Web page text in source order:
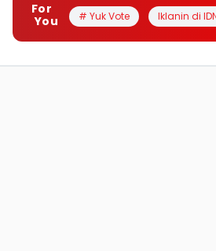
For
You
# Yuk Vote Iklanin di